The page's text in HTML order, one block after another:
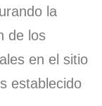
la
de los
en el sitio
establecido